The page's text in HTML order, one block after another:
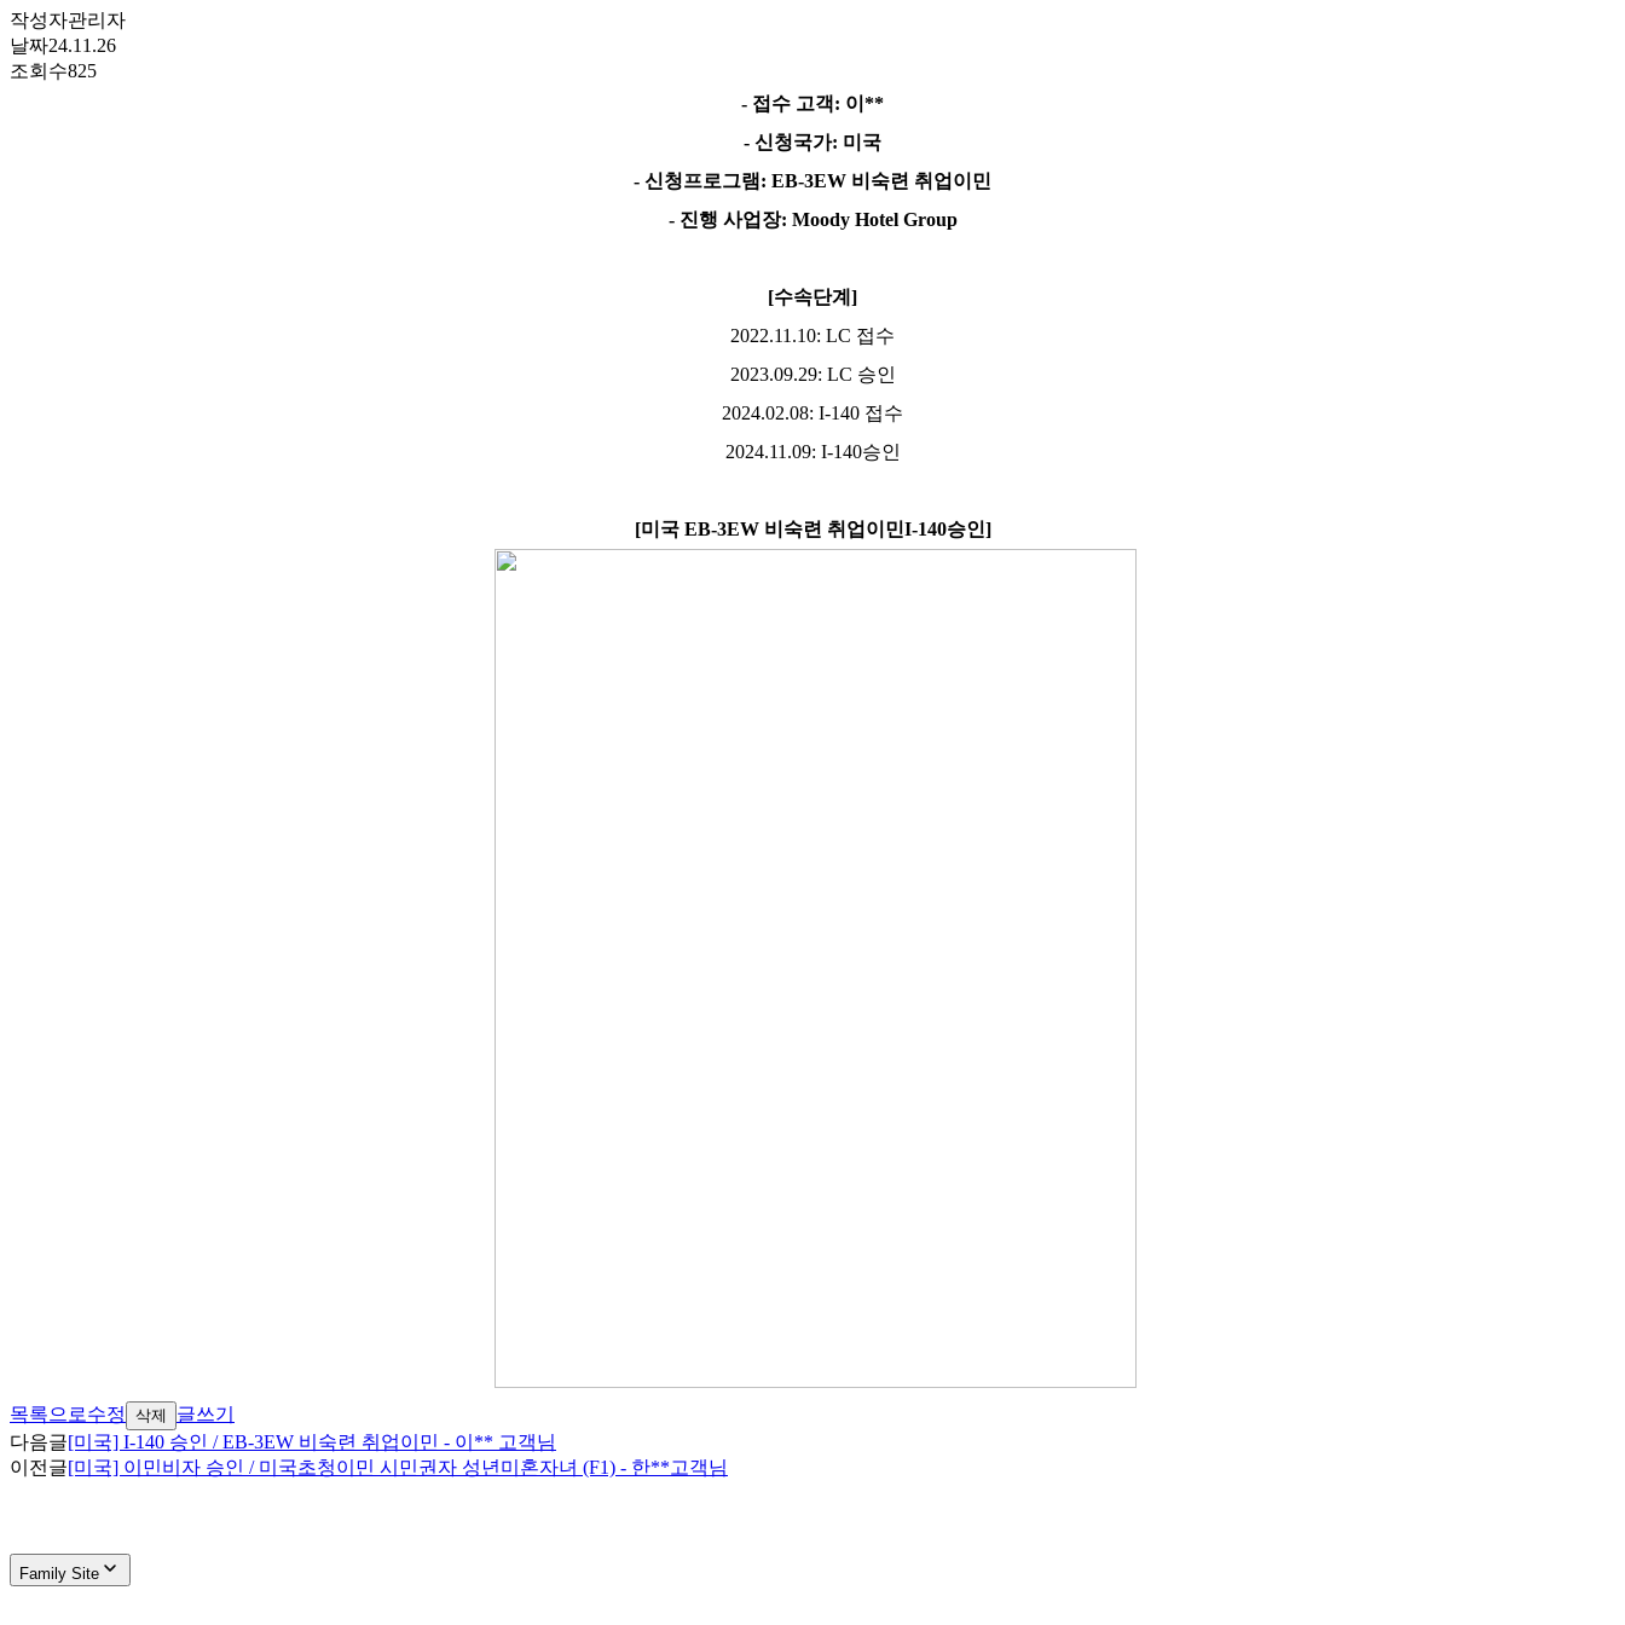
작성자관리자
날짜24.11.26
조회수825
- 접수 고객: 이 **
- 신청국가: 미국
- 신청프로그램: EB-3EW 비숙련 취업이민
- 진행 사업장: Moody Hotel Group
[수속단계 ]
2022.11.10: LC 접수
2023.09.29: LC 승인
2024.02.08: I-140 접수
2024.11.09: I-140승인
[미국 EB-3EW 비숙련 취업이민I-140승인]
목록으로수정 삭제
글쓰기
다음글[미국] I-140 승인 / EB-3EW 비숙련 취업이민 - 이** 고객님
이전글[미국] 이민비자 승인 / 미국초청이민 시민권자 성년미혼자녀 (F1) - 한**고객님
Family Site